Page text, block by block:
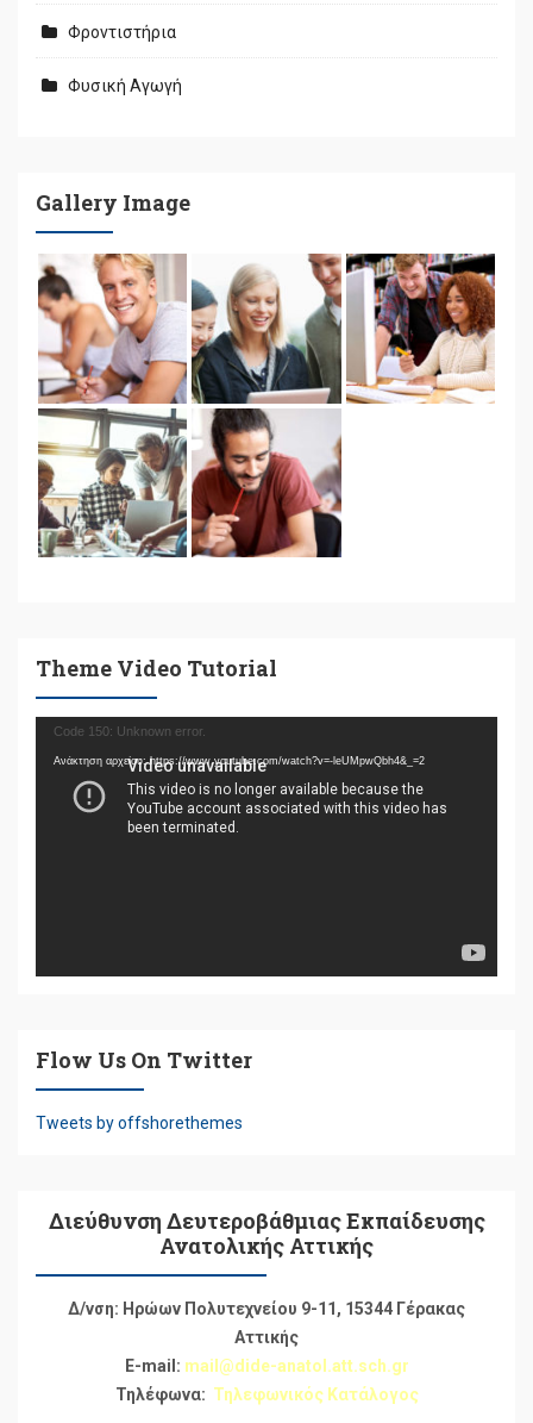
Φροντιστήρια
Φυσική Αγωγή
Gallery Image
Theme Video Tutorial
Πρόγραμμα
Αναπαραγωγής
Βίντεο
Code 150: Unknown error.
Ανάκτηση αρχείου: https://www.youtube.com/watch?v=-leUMpwQbh4&_=2
Flow Us On Twitter
Tweets by offshorethemes
Διεύθυνση Δευτεροβάθμιας Εκπαίδευσης
Ανατολικής Αττικής
Δ/νση: Ηρώων Πολυτεχνείου 9-11, 15344 Γέρακας
Αττικής
E-mail: mail@dide-anatol.att.sch.gr
Τηλέφωνα: Τηλεφωνικός Κατάλογος